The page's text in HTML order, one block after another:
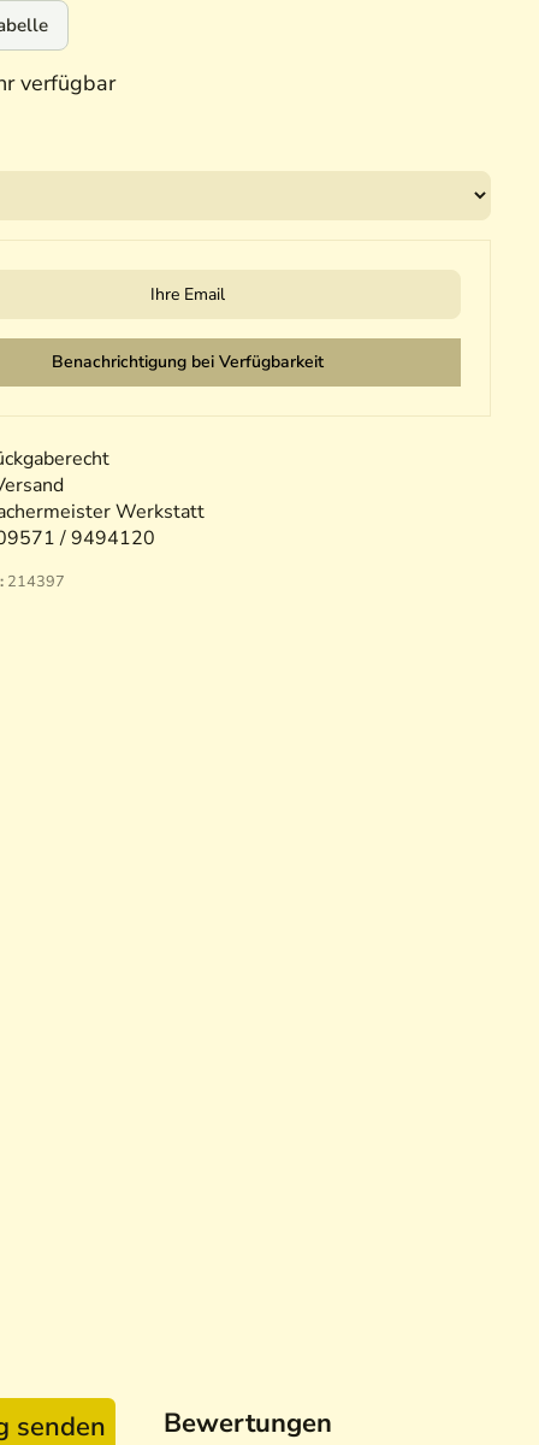
verfügbar
Benachrichtigung bei Verfügbarkeit
Werkstatt
/ 9494120
214397
senden Bewertungen